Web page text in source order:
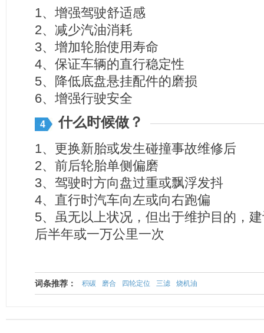
1、增强驾驶舒适感
2、减少汽油消耗
3、增加轮胎使用寿命
4、保证车辆的直行稳定性
5、降低底盘悬挂配件的磨损
6、增强行驶安全
4 什么时候做？
1、更换新胎或发生碰撞事故维修后
2、前后轮胎单侧偏磨
3、驾驶时方向盘过重或飘浮发抖
4、直行时汽车向左或向右跑偏
5、虽无以上状况，但出于维护目的，
后半年或一万公里一次
词条推荐： 积碳 磨合 四轮定位 三滤 烧机油